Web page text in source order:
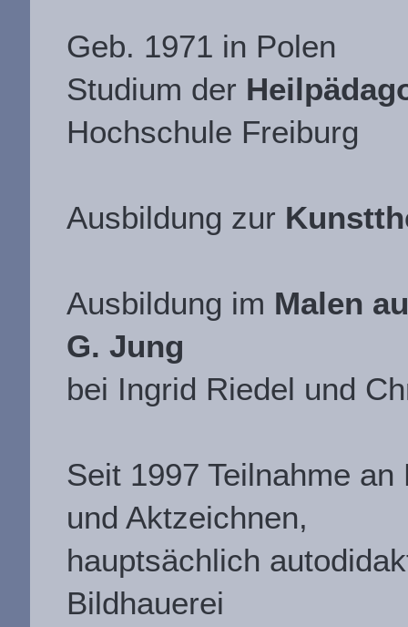
Geb. 1971 in Polen
Studium der
Hochschule Freiburg
Ausbildung zur
Ausbildung im Malen
G. Jung
bei Ingrid Riedel und
Seit 1997 Teilnahme
und Aktzeichnen,
hauptsächlich
Bildhauerei